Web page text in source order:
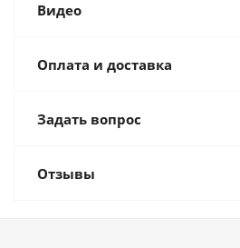
Видео
Оплата и доставка
Задать вопрос
Отзывы